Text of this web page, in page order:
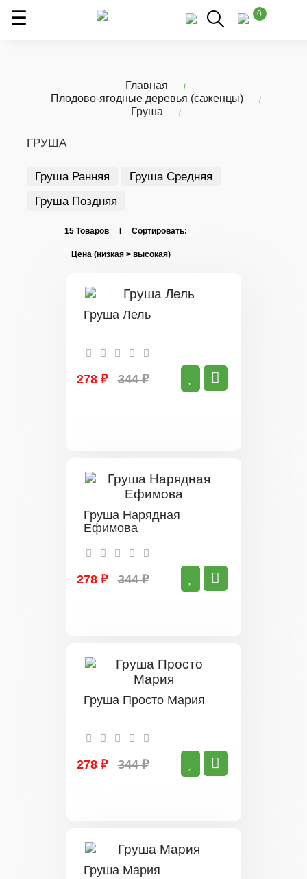
0
Главная
Плодово-ягодные деревья (саженцы)
Груша
ГРУША
Груша Ранняя
Груша Средняя
Груша Поздняя
15 Товаров I Сортировать:
Груша Лель
278 ₽ 344 ₽
Груша Нарядная
Ефимова
278 ₽ 344 ₽
Груша Просто Мария
278 ₽ 344 ₽
Груша Мария